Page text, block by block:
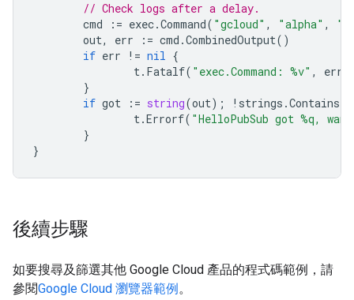
// Check logs after a delay.
cmd
:= exec.Command( "gcloud" , "alpha" ,
out, err := cmd .CombinedOutput()
if err != nil {
t. Fatalf( "exec.Command: %v" , err
}
if got := string(out); ! strings .Contains
t.Errorf( "HelloPubSub got %q,
}
}
後續步驟
如要搜尋及篩選其他 Google Cloud 產品的程式碼範例，請
參閱Google Cloud 瀏覽器範例。